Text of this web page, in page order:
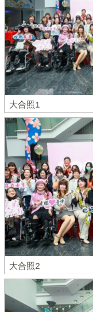
大合照1
大合照2